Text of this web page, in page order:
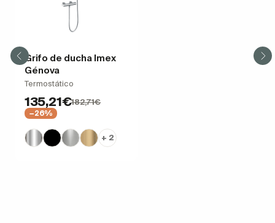
Grifo de ducha Imex
Génova
Termostático
135,21€182,71€
−26%
+ 2